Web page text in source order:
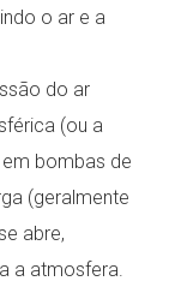
o ar e a
do ar
(ou a
bombas de
(geralmente
abre,
a atmosfera.